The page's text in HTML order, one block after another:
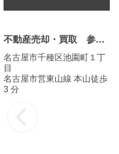
不動産売却・買取 参考事例
名古屋市千種区池園町１丁
目
名古屋市営東山線 本山徒歩
3 分